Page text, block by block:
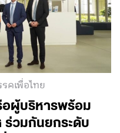
คเพื่อไทย
อผู้บริหารพร้อม
ร่วมกันยกระดับ